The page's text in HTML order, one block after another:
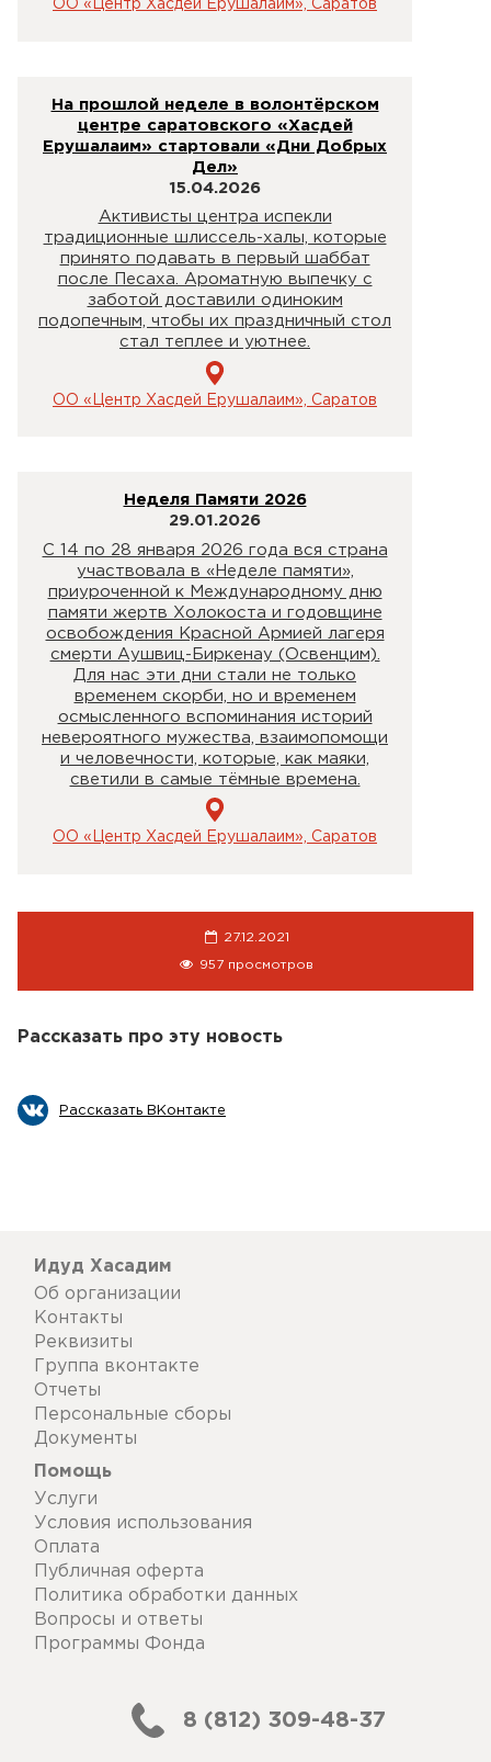
ОО «Центр Хасдей Ерушалаим», Саратов
На прошлой неделе в волонтёрском
центре саратовского «Хасдей
Ерушалаим» стартовали «Дни Добрых
Дел»
15.04.2026
Активисты центра испекли
традиционные шлиссель-халы, которые
принято подавать в первый шаббат
после Песаха. Ароматную выпечку с
заботой доставили одиноким
подопечным, чтобы их праздничный стол
стал теплее и уютнее.
ОО «Центр Хасдей Ерушалаим», Саратов
Неделя Памяти 2026
29.01.2026
С 14 по 28 января 2026 года вся страна
участвовала в «Неделе памяти»,
приуроченной к Международному дню
памяти жертв Холокоста и годовщине
освобождения Красной Армией лагеря
смерти Аушвиц-Биркенау (Освенцим).
Для нас эти дни стали не только
временем скорби, но и временем
осмысленного вспоминания историй
невероятного мужества, взаимопомощи
и человечности, которые, как маяки,
светили в самые тёмные времена.
ОО «Центр Хасдей Ерушалаим», Саратов
27.12.2021
957 просмотров
Рассказать про эту новость
Рассказать ВКонтакте
Идуд Хасадим
Об организации
Контакты
Реквизиты
Группа вконтакте
Отчеты
Персональные сборы
Документы
Помощь
Услуги
Условия использования
Оплата
Публичная оферта
Политика обработки данных
Вопросы и ответы
Программы Фонда
8 (812) 309-48-37